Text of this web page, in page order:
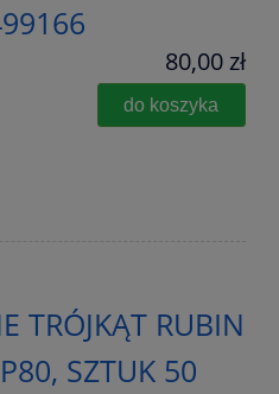
80,00 zł
do koszyka
TRÓJKĄT RUBIN
SZTUK 50